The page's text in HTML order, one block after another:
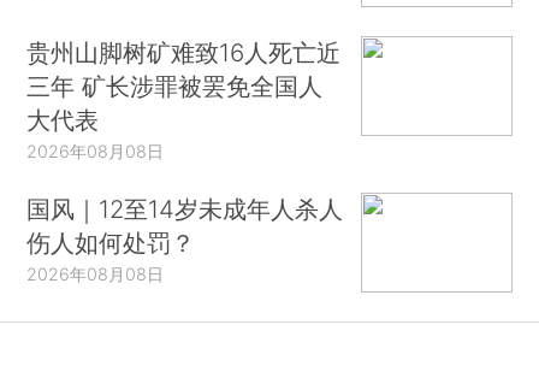
贵州山脚树矿难致16人死亡近
三年 矿长涉罪被罢免全国人
大代表
2026年08月08日
国风｜12至14岁未成年人杀人
伤人如何处罚？
2026年08月08日